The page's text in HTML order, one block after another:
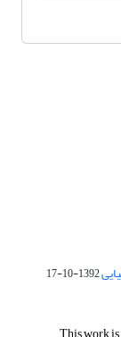
1392-10-17